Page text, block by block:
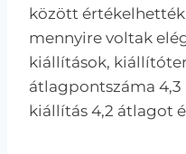
között
mennyire voltak
kiállítások,
átlagpontszáma 4,3
kiállítás 4,2 átlagot